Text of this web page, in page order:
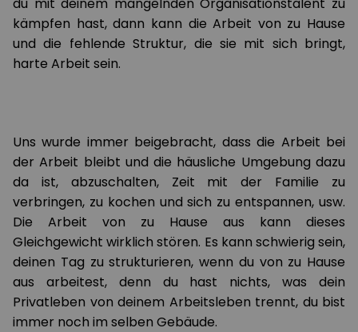
kämpfen hast, dann kann die Arbeit von zu Hause
und die fehlende Struktur, die sie mit sich bringt,
harte Arbeit sein.
Uns wurde immer beigebracht, dass die Arbeit bei
der Arbeit bleibt und die häusliche Umgebung dazu
da ist, abzuschalten, Zeit mit der Familie zu
verbringen, zu kochen und sich zu entspannen, usw.
Die Arbeit von zu Hause aus kann dieses
Gleichgewicht wirklich stören. Es kann schwierig sein,
deinen Tag zu strukturieren, wenn du von zu Hause
aus arbeitest, denn du hast nichts, was dein
Privatleben von deinem Arbeitsleben trennt, du bist
immer noch im selben Gebäude.